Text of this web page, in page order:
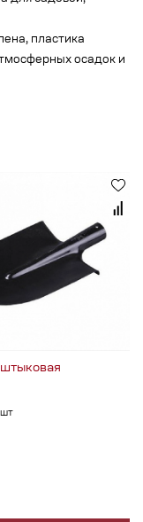
пластика
осадок и
шт